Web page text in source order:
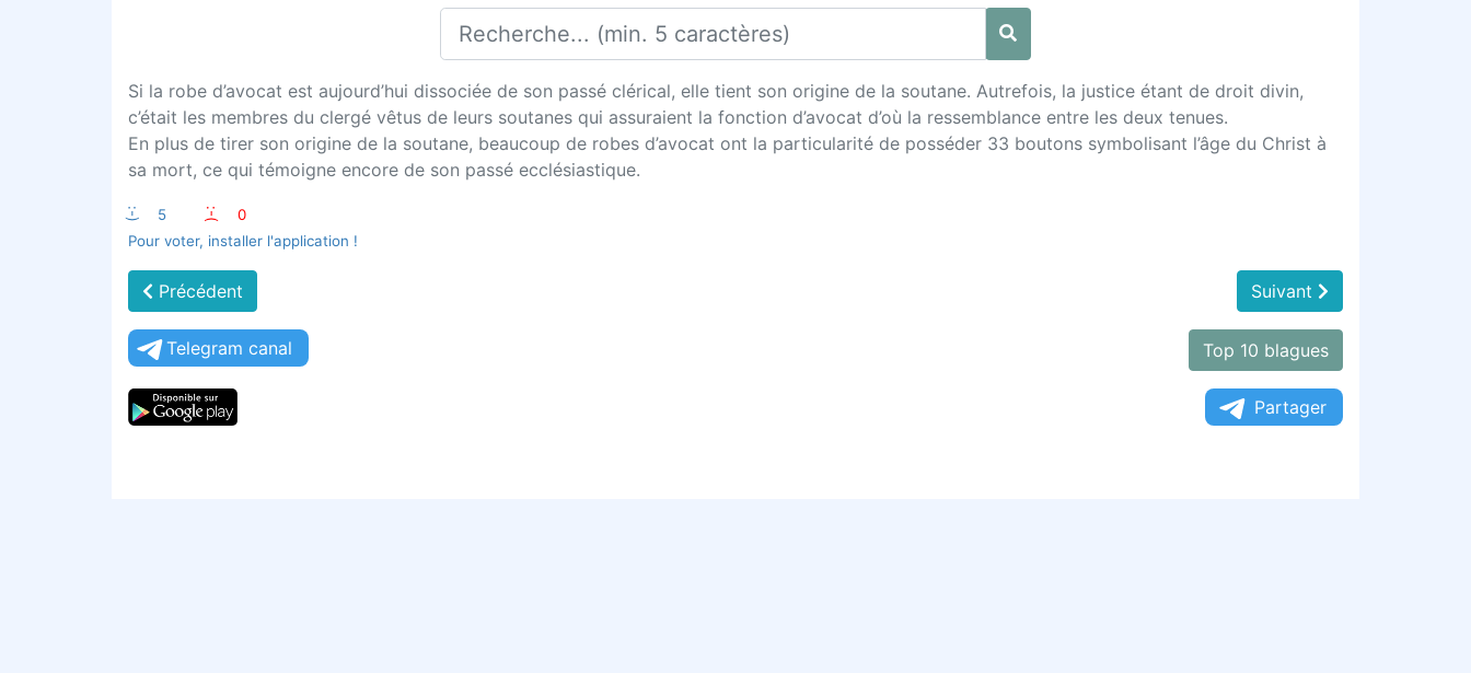
Si la robe d’avocat est aujourd’hui dissociée de son passé clérical, elle tient son origine de la soutane. Autrefois, la justice étant de droit divin,
c’était les membres du clergé vêtus de leurs soutanes qui assuraient la fonction d’avocat d’où la ressemblance entre les deux tenues.
En plus de tirer son origine de la soutane, beaucoup de robes d’avocat ont la particularité de posséder 33 boutons symbolisant l’âge du Christ à
sa mort, ce qui témoigne encore de son passé ecclésiastique.
:-) 5 :-(
0
Pour voter, installer l'application !
Précédent Suivant
Telegram canal Top 10 blagues
Partager